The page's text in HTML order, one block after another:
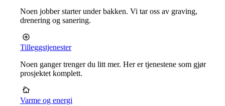
Noen jobber starter under bakken. Vi tar oss av graving,
drenering og sanering.
Tilleggstjenester
Noen ganger trenger du litt mer. Her er tjenestene som gjør
prosjektet komplett.
Varme og energi